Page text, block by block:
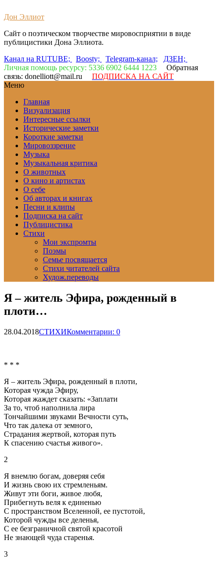
Дон Эллиот
Сайт о поэтическом творчестве мировосприятии в виде
публицистики Дона Эллиота.
Канал на RUTUBE;
Boosty; Telegram-канал;
ДЗЕН;
Личная помощь ресурсу: 5336 6902 6444 1223
Обратная
связь: donelliott@mail.ru ПОДПИСКА НА САЙТ
Меню
Главная
Визуализация
Интересные ссылки
Исторические заметки
Короткие заметки
Мировоззрение
Музыка
Музыкальная критика
О животных
О кино и артистах
О себе
Об авторах и книгах
Песни и клипы
Подписка на сайт
Публицистика
Стихи
Мои экспромты
Поэмы
Семье посвящается
Стихи читателей сайта
Худож.переводы
Я – житель Эфира, рожденный в
плоти…
28.04.2018СТИХИКомментарии: 0
* * *
Я – житель Эфира, рожденный в плоти,
Которая чужда Эфиру,
Которая жаждет сказать: «Заплати
За то, чтоб наполнила лира
Тончайшими звуками Вечности суть,
Что так далека от земного,
Страдания жертвой, которая путь
К спасению счастья живого».
2
Я внемлю богам, доверяя себя
И жизнь свою их стремленьям.
Живут эти боги, живое любя,
Прибегнуть веля к единенью
С пространством Вселенной, ее пустотой,
Которой чужды все деленья,
С ее безграничной святой красотой
Не знающей чуда старенья.
3